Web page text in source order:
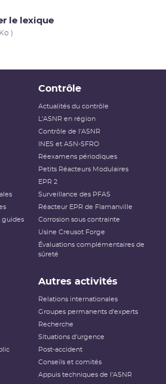
le lexique
)
guides
Contrôle
Actualités du contrôle
L'ASNR en région
Contrôle de l'ASNR
INES et ASN-SFRO
Réexamens périodiques
Petits Réacteurs Modulaires
EPR 2
Surveillance des PFAS
Réacteur EPR de Flamanville
Corrosion sous contrainte
Usine Creusot Forge
Évaluations complémentaires de
sûreté
Autres activités
Relations internationales
Groupes permanents d'experts
Recherche
Situations d'urgence
Post-accident
Conseils et comités
Appuis techniques de l'ASNR